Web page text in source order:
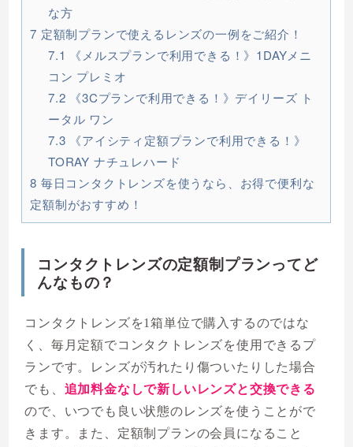
な方
7 定額制プランで使えるレンズの一例をご紹介！
7.1
《メルスプランで利用できる！》1DAYメニ
コン プレミオ
7.2 《3Cプランで利用できる！》デイリーズ ト
ータル ワン
7.3 《アイシティ定額プランで利用できる！》
TORAY ナチュレハード
8 毎日コンタクトレンズを使うなら、お得で便利な
定額制がおすすめ！
コンタクトレンズの定額制プランってど
んなもの？
コンタクトレンズを1箱単位で購入するのではな
く、毎月定額でコンタクトレンズを使用できるプ
ランです。レンズが汚れたり傷ついたりした場合
でも、 追加料金なしで新しいレンズと交換できる
ので、いつでも良い状態のレンズを使うことがで
きます。また、定額制プランの会員になること